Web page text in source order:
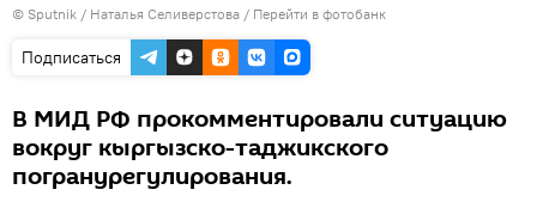
© Sputnik / Наталья Селиверстова / Перейти в фотобанк
Подписаться
В МИД РФ прокомментировали ситуацию
вокруг кыргызско-таджикского
погранурегулирования.